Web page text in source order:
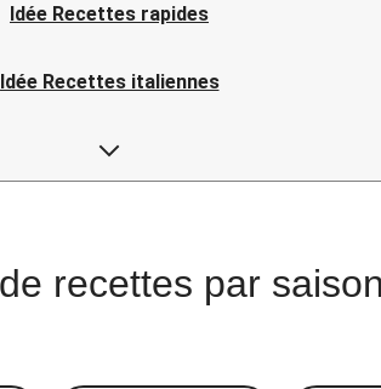
Idée Recettes rapides
Idée Recettes italiennes
Idée Recettes asiatiques
Idée Recettes espagnoles
recettes par